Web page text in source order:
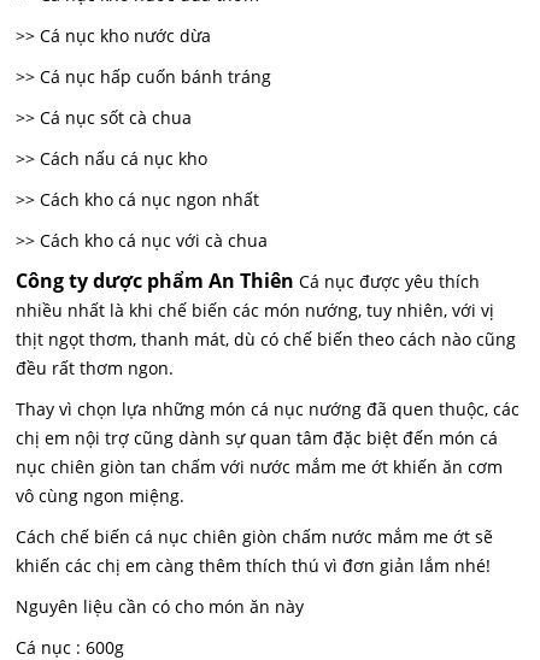
>> Cá nục kho nước dừa
>> Cá nục hấp cuốn bánh tráng
>> Cá nục sốt cà chua
>> Cách nấu cá nục kho
>> Cách kho cá nục ngon nhất
>> Cách kho cá nục với cà chua
Công ty dược phẩm An ThiênCá nục được yêu thích
nhiều nhất là khi chế biến các món nướng, tuy nhiên, với vị
thịt ngọt thơm, thanh mát, dù có chế biến theo cách nào cũng
đều rất thơm ngon.
Thay vì chọn lựa những món cá nục nướng đã quen thuộc, các
chị em nội trợ cũng dành sự quan tâm đặc biệt đến món cá
nục chiên giòn tan chấm với nước mắm me ớt khiến ăn cơm
vô cùng ngon miệng.
Cách chế biến cá nục chiên giòn chấm nước mắm me ớt sẽ
khiến các chị em càng thêm thích thú vì đơn giản lắm nhé!
Nguyên liệu cần có cho món ăn này
Cá nục : 600g